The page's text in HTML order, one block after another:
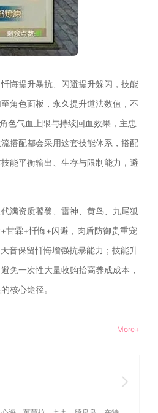
悔提升暴抗、闪避提升躲闪，技能
角色面板，永久提升道法数值，不
色气血上限与持续回血效果，主忠
搭配都会采用这套技能体系，搭配
能平衡输出、生存与限制能力，避
满资质饕餮、雷神、黄鸟、九尾狐
甘霖+忏悔+闪避，肉盾防御贵重宠
音保留忏悔增强抗暴能力；技能升
免一次性大量收购抬高养成成本，
核心途径。
More+